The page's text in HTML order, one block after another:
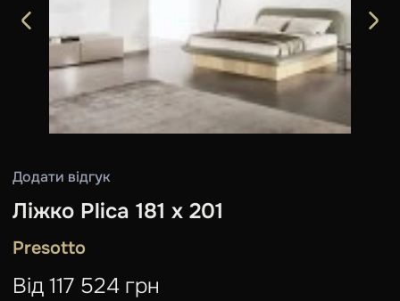
Додати відгук
Ліжко Plica 181 х 201
Presotto
Від 117 524 грн